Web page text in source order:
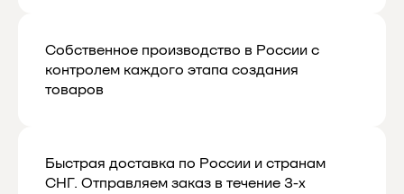
Собственное производство в России с
контролем каждого этапа создания
товаров
Быстрая доставка по России и странам
СНГ. Отправляем заказ в течение 3-х
и маркетинговой рассылки